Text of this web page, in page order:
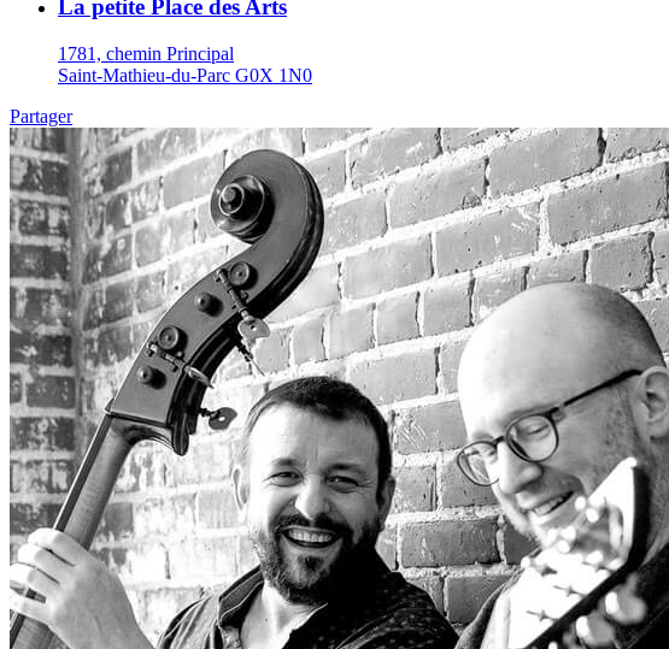
La petite Place des Arts
1781, chemin Principal
Saint-Mathieu-du-Parc G0X 1N0
Partager